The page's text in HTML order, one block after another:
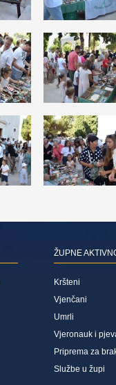
ŽUPNE
Kršteni
Vjenčani
Umrli
Vjeronauk i
Priprema za
Službe u župi